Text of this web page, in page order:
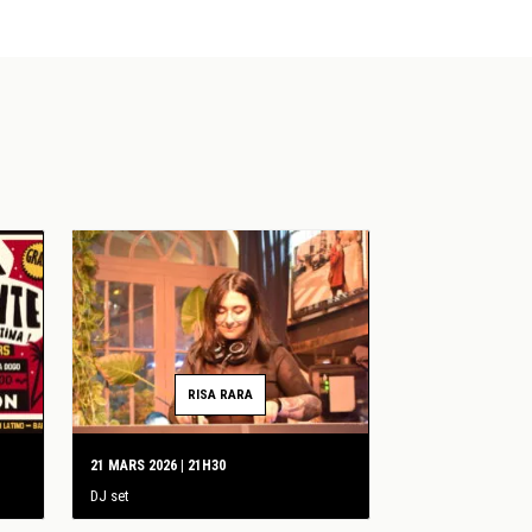
RISA RARA
21 MARS 2026 | 21H30
DJ set